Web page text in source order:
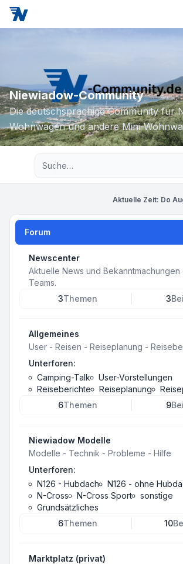
Niewiadow-Community
Die deutschsprachige Community für
Wohnwagen und andere Mini-
Aktuelle Zeit: Do
Forum
Newscenter
Aktuelle News und Bekanntmachungen
Teams.
3Themen 3
Allgemeines
User - Reisen - Reiseplanung -
Unterforen:
Camping-Talk
User-Vorstellungen
Reiseberichte
Reiseplanung
6Themen 9
Niewiadow Modelle
Modelle - Technik - Probleme - Hilfe
Unterforen:
N126 - Hubdach
N126 - ohne
N-Cross
N-Cross Sport
sonstige
Grundsätzliches
6Themen 10
Marktplatz (privat)